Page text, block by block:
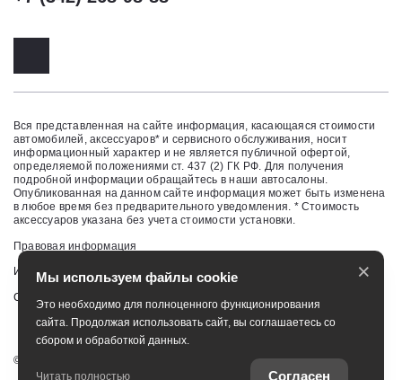
Вся представленная на сайте информация, касающаяся стоимости
автомобилей, аксессуаров* и сервисного обслуживания, носит
информационный характер и не является публичной офертой,
определяемой положениями ст. 437 (2) ГК РФ. Для получения
подробной информации обращайтесь в наши автосалоны.
Опубликованная на данном сайте информация может быть изменена
в любое время без предварительного уведомления. * Стоимость
аксессуаров указана без учета стоимости установки.
Правовая информация
Изменить настройку cookies
Сбросить cookie
©
Мы используем файлы cookie
Это необходимо для полноценного функционирования
сайта. Продолжая использовать сайт, вы соглашаетесь со
сбором и обработкой данных.
Читать полностью Согласен
×